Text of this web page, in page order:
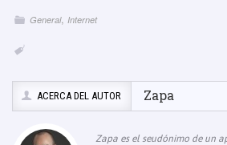
General, Internet
ACERCA DEL AUTOR Zapa
Zapa es el seudónimo de un